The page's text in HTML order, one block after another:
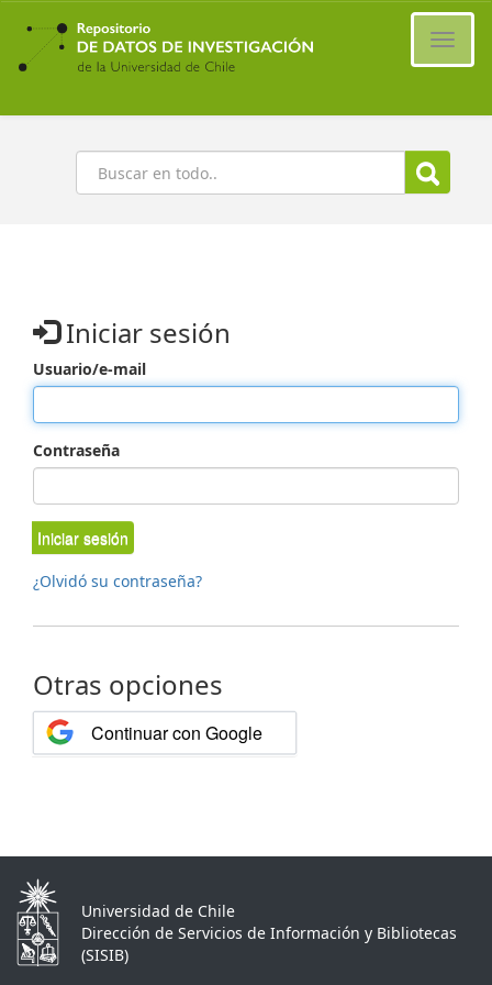
Ir
contenido
principal
Buscar
Iniciar sesión
Usuario/e-mail
Contraseña
Iniciar sesión
¿Olvidó su contraseña?
Otras opciones
Continuar con Google
Universidad de Chile
Dirección de Servicios de Información y Bibliotecas
(SISIB)